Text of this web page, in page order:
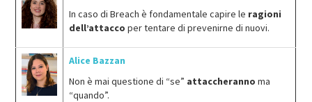
In caso di Breach è fondamentale capire le ragioni
dell’attacco per tentare di prevenirne di nuovi.
Alice Bazzan
Non è mai questione di “se” attaccheranno ma
“quando”.